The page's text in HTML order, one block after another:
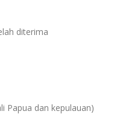
diterima
Papua dan kepulauan)